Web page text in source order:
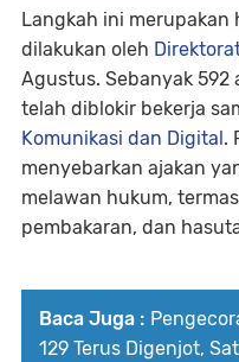
Langkah ini merupakan
dilakukan oleh
Agustus. Sebanyak
telah diblokir bekerja
Komunikasi dan Digital.
menyebarkan ajakan
melawan hukum,
pembakaran, dan
Baca Juga :
129 Terus Digenjot,